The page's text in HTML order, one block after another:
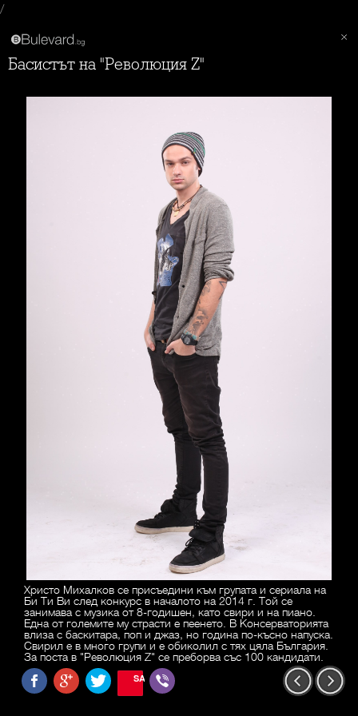
/
Басистът на "Революция Z"
Христо Михалков се присъедини към групата и сериала на
Би Ти Ви след конкурс в началото на 2014 г. Той се
занимава с музика от 8-годишен, като свири и на пиано.
Една от големите му страсти е пеенето. В Консерваторията
влиза с баскитара, поп и джаз, но година по-късно напуска.
Свирил е в много групи и е обиколил с тях цяла България.
За поста в "Революция Z" се преборва със 100 кандидати.
SAVE